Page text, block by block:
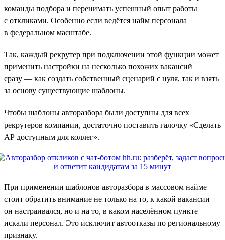
команды подбора и перенимать успешный опыт работы
с откликами. Особенно если ведётся найм персонала
в федеральном масштабе.
Так, каждый рекрутер при подключении этой функции может
применить настройки на несколько похожих вакансий
сразу — как создать собственный сценарий с нуля, так и взять
за основу существующие шаблоны.
Чтобы шаблоны авторазбора были доступны для всех
рекрутеров компании, достаточно поставить галочку «Сделать
АР доступным для коллег».
При применении шаблонов авторазбора в массовом найме
стоит обратить внимание не только на то, к какой вакансии
он настраивался, но и на то, в каком населённом пункте
искали персонал. Это исключит автоотказы по региональному
признаку.